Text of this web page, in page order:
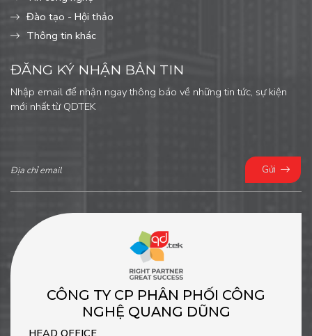
Đào tạo - Hội thảo
Thông tin khác
ĐĂNG KÝ NHẬN BẢN TIN
Nhập email để nhận ngay thông báo về những tin tức, sự kiện
mới nhất từ QDTEK
Gửi
CÔNG TY CP PHÂN PHỐI CÔNG
NGHỆ QUANG DŨNG